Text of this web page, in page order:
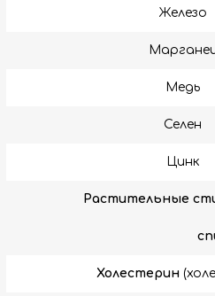
Железо
Медь
Селен
Цинк
Растительные
Холестерин